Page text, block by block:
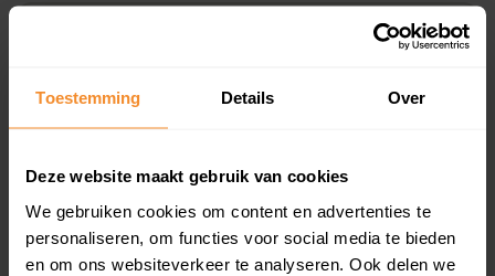
Toestemming Details Over
Deze website maakt gebruik van cookies
We gebruiken cookies om content en advertenties te
personaliseren, om functies voor social media te bieden
en om ons websiteverkeer te analyseren. Ook delen we
Koopsommenoverzicht (1 jaar gratis
Inclusief 1 jaar gratis updates
en koopdatum) binnen een postcodegebied. Dit
inclusief een jaar lang gratis updates van nieuwe
koopsommen.